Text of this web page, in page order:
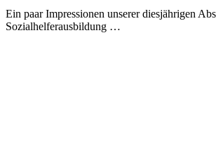
Ein paar Impressionen unserer diesjährigen
Sozialhelferausbildung …